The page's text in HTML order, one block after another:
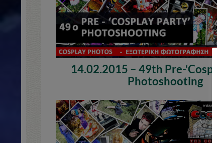
14.02.2015 – 49th Pre-
Photoshooting